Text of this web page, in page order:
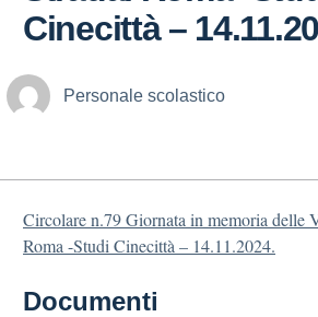
Cinecittà –
Personale scolastico
Circolare n.79 Giornata in memoria delle
Roma -Studi Cinecittà – 14.11.2024.
Documenti